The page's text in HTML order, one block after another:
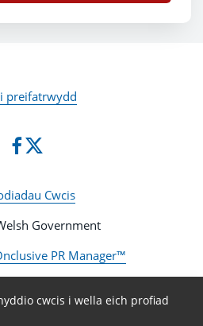
preifatrwydd
Cwcis
Government
PR Manager™
cwcis i wella eich profiad